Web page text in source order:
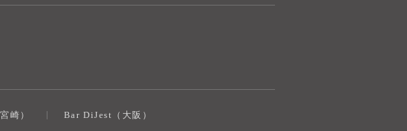
崎） Bar DiJest（大阪）